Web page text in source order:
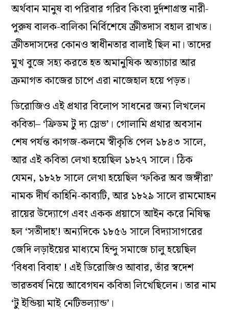
অর্থবান মানুষ বা পরিবার গরিব কিংবা দুর্দশাগ্রস্ত নারী-
পুরুষ বালক-বালিকা নির্বিশেষে ক্রীতদাস বহাল রাখত।
ক্রীতদাসদের কোনও স্বাধীনতার বালাই ছিল না। তাদের
মুখ বুজে সহ‌্য করতে হত অমানুষিক অত‌্যাচার আর
ক্রমাগত কাজের চাপে এরা নাজেহাল হয়ে পড়ত।
ডিরোজিও এই প্রথার বিলোপ সাধনের জন‌্য লিখলেন
কবিতা– ‘ফ্রিডম টু দ্য স্লেভ’। গোলামি প্রথার অবসান
শেষ পর্যন্ত কাগজ-কলমে স্বীকৃতি পেল ১৮৪৩ সালে,
আর এই কবিতা লেখা হয়েছিল ১৮২৭ সালে। ঠিক
যেমন, ১৮২৮ সালে লেখা হয়েছিল ‘ফকির অব জঙ্গীরা’
নামক দীর্ঘ কাহিনি-কাব‌্যটি, আর ১৮২৯ সালে রামমোহন
রায়ের উদ্যোগে এবং একক প্রয়াসে আইন করে নিষিদ্ধ
হল ‘সতীদাহ’! অন‌্যদিকে ১৮৫৬ সালে বিদ‌্যাসাগরের
জেদি লড়াইয়ের মাধ‌্যমে হিন্দু সমাজে চালু হয়েছিল
‘বিধবা বিবাহ’ ! এই ডিরোজিও আবার, তাঁর স্বদেশ
ভারতবর্ষ নিয়ে আবেগঘন কবিতা লিখেছিলেন। তার নাম
‘টু ইন্ডিয়া মাই নেটিভল‌্যান্ড’।